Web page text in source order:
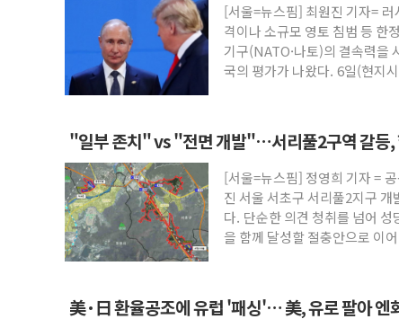
[서울=뉴스핌] 최원진 기자=
격이나 소규모 영토 침범 등 한
기구(NATO·나토)의 결속력을
국의 평가가 나왔다. 6일(현지
"일부 존치" vs "전면 개발"…서리풀2구역 갈등,
[서울=뉴스핌] 정영희 기자 =
진 서울 서초구 서리풀2지구
다. 단순한 의견 청취를 넘어 성
을 함께 달성할 절충안으로 이
美·日 환율공조에 유럽 '패싱'… 美, 유로 팔아 엔